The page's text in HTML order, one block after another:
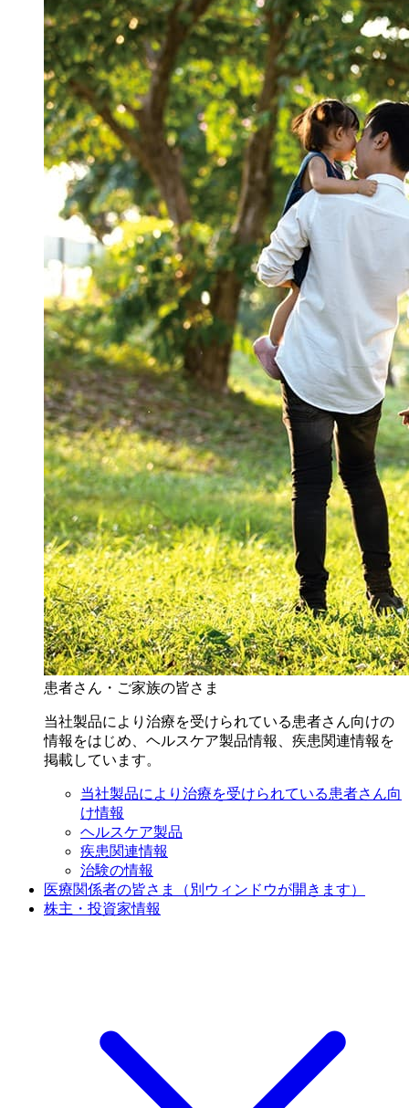
患者さん・ご家族の皆さま
当社製品により治療を受けられている患者さん向けの
情報をはじめ、ヘルスケア製品情報、疾患関連情報を
掲載しています。
当社製品により治療を受けられている患者さん向
け情報
ヘルスケア製品
疾患関連情報
治験の情報
医療関係者の皆さま
（別ウィンドウが開きます）
株主・投資家情報